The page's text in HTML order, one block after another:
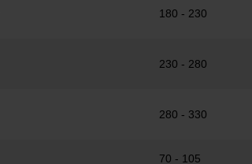
180 - 230
230 - 280
280 - 330
70 - 105